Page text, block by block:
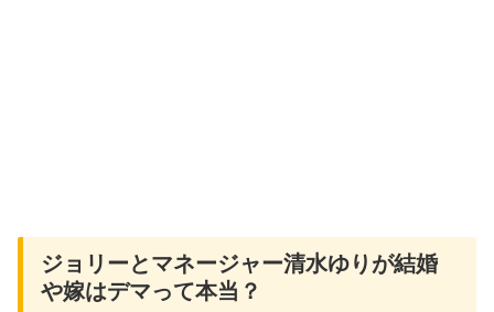
ジョリーとマネージャー清水ゆりが結婚
や嫁はデマって本当？